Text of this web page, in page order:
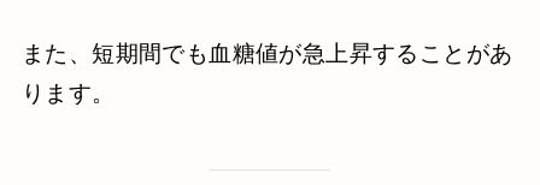
また、短期間でも血糖値が急上昇することがあ
ります。